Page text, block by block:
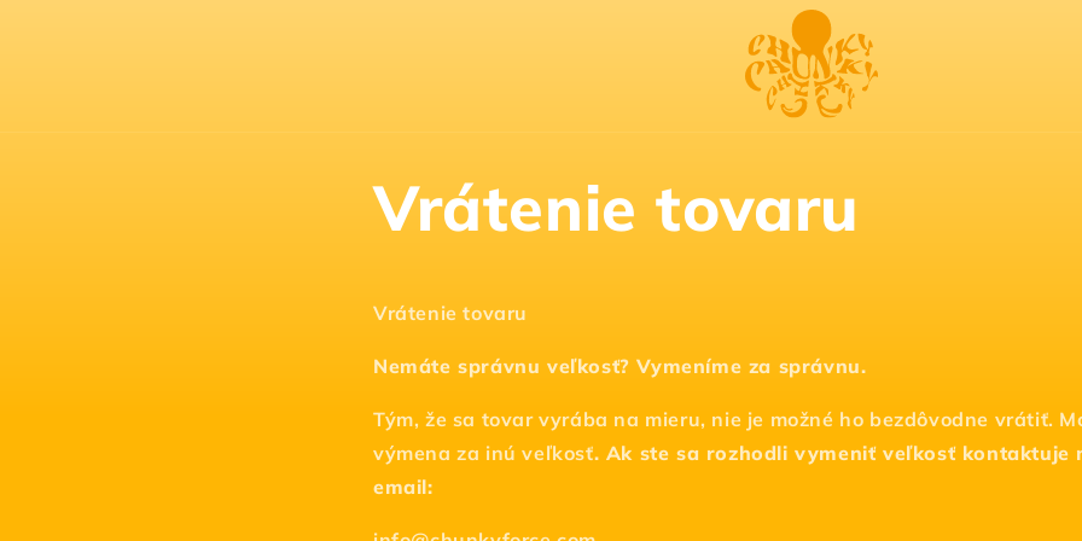
Vrátenie tovaru
Vrátenie tovaru
Nemáte správnu veľkosť? Vymeníme za správnu.
Tým, že sa tovar vyrába na mieru, nie je možné ho bezdôvodne vrátiť.
výmena za inú veľkosť. Ak ste sa rozhodli vymeniť veľkosť kontaktuje
email: